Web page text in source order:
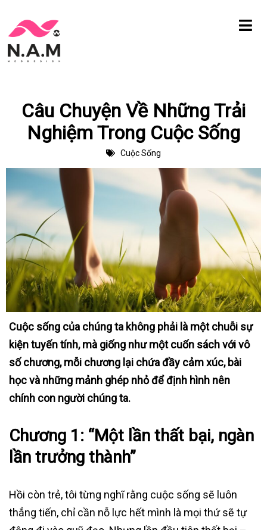
Chuyển
tới
Câu Chuyện Về Những Trải
Nghiệm Trong Cuộc Sống
Cuộc Sống
Cuộc sống của chúng ta không phải là một chuỗi sự
kiện tuyến tính, mà giống như một cuốn sách với vô
số chương, mỗi chương lại chứa đầy cảm xúc, bài
học và những mảnh ghép nhỏ để định hình nên
chính con người chúng ta.
Chương 1: “Một lần thất bại, ngàn
lần trưởng thành”
Hồi còn trẻ, tôi từng nghĩ rằng cuộc sống sẽ luôn
thẳng tiến, chỉ cần nỗ lực hết mình là mọi thứ sẽ tự